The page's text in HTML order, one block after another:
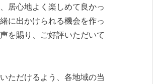
居心地よく楽しめて良かっ
に出かけられる機会を作っ
を賜り、ご好評いただいて
ただけるよう、各地域の当